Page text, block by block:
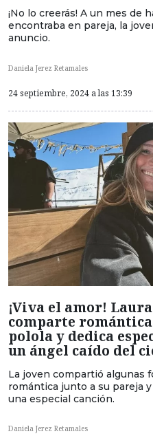
¡No lo creerás! A un mes de
encontraba en pareja, la
anuncio.
Daniela Jerez Retamales
24 septiembre, 2024 a las 13:39
¡Viva el amor!
comparte
polola y dedica
un ángel caído del
La joven compartió algunas
romántica junto a su pareja
una especial canción.
Daniela Jerez Retamales